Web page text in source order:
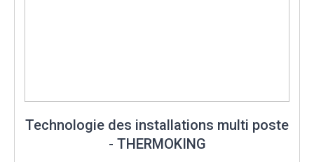
Technologie des installations multi poste
- THERMOKING